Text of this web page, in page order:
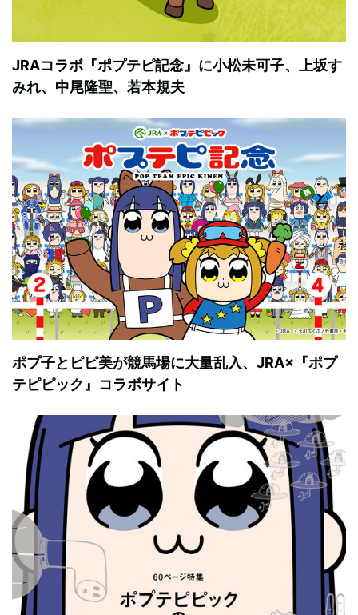
JRAコラボ『ポプテピ記念』に小松未可子、上坂す
みれ、中尾隆聖、若本規夫
ポプ子とピピ美が競馬場に大量乱入、JRA×『ポプ
テピピック』コラボサイト